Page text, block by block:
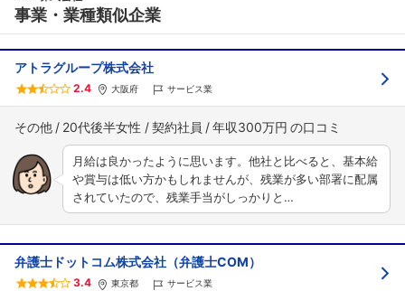
事業・業種類似企業
アトラグループ株式会社
2.4 大阪府 サービス業
その他 20代後半女性 契約社員 年収300万円
月給は良かったように思います。他社と比べると、基本給
や賞与は低い方かもしれませんが、残業が多い部署に配属
されていたので、残業手当がしっかりと…
弁護士ドットコム株式会社（弁護士COM）
3.4 東京都 サービス業